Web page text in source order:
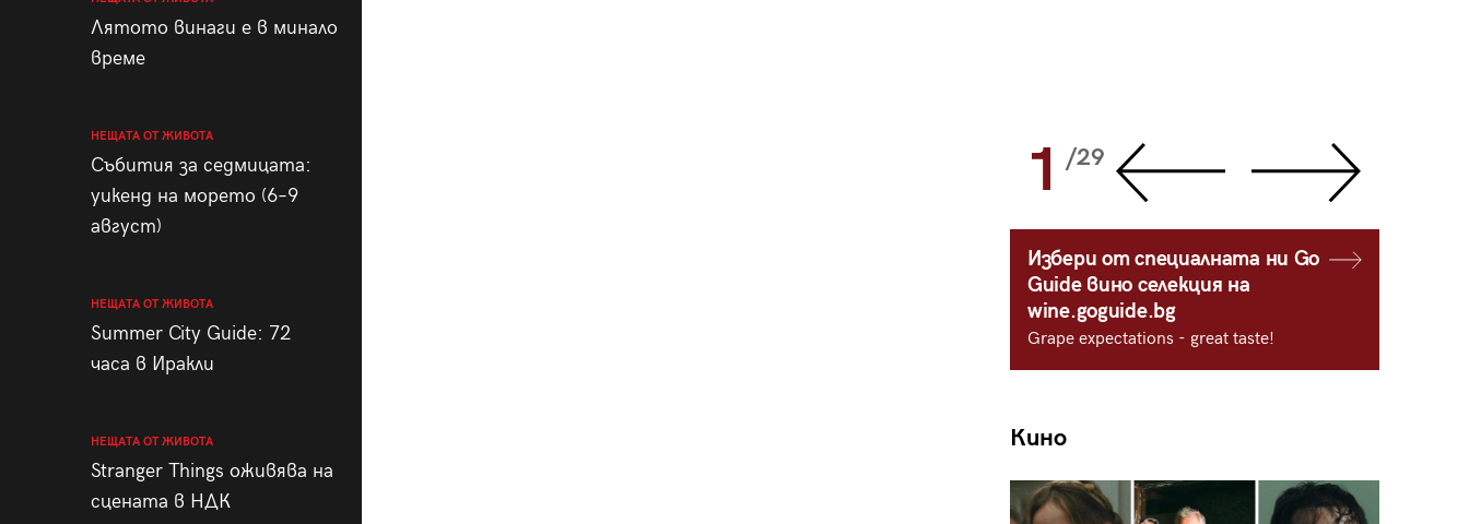
Лятото винаги е в минало
време
НЕЩАТА ОТ ЖИВОТА
Събития за седмицата:
уикенд на морето (6–9
август)
НЕЩАТА ОТ ЖИВОТА
Summer City Guide: 72
часа в Иракли
НЕЩАТА ОТ ЖИВОТА
Stranger Things оживява на
сцената в НДК
28 1 /29
Избери от специалната ни Go
Guide вино селекция на
wine.goguide.bg
Grape expectations - great taste!
Кино